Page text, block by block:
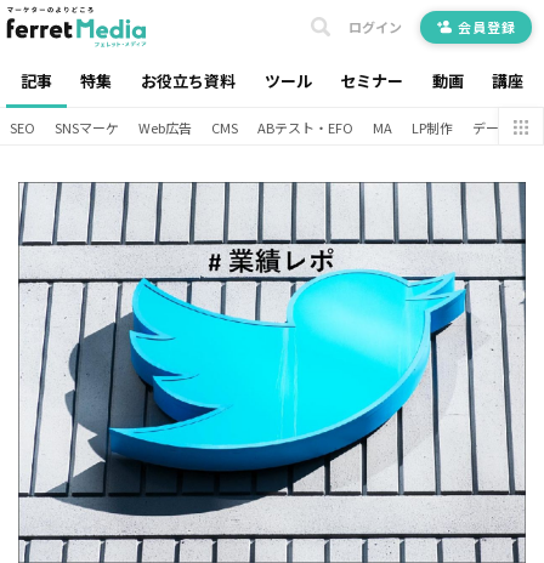
記事 特集 お役立ち資料 ツール セミナー 動画 講座
ログイン 会員登録
SEO SNSマーケ Web広告 CMS ABテスト・EFO MA LP制作 データ分析